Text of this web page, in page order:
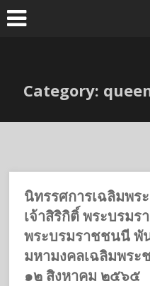
Skip
to
Category:
นิทรรศการเฉลิมพร
เจ้าสิริกิติ์ พระบรมร
พระบรมราชชนนี พั
มหามงคลเฉลิมพระ
๑๒ สิงหาคม ๒๕๖๕